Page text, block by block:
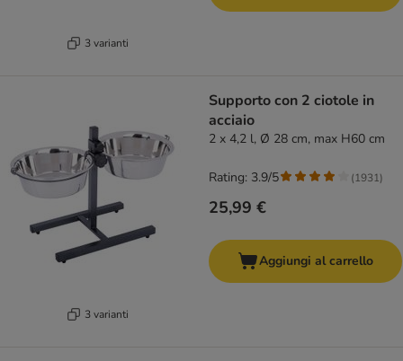
3 varianti
3 varianti
Supporto con 2 ciotole in
acciaio
2 x 4,2 l, Ø 28 cm, max H60 cm
25,99 €
Rating: 3.9/5 (1931)
Aggiungi al carrello